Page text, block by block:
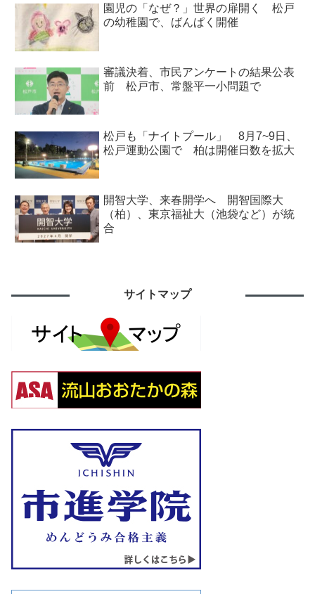
園児の「なぜ？」世界の扉開く 松戸
の幼稚園で、ばんぱく開催
審議決着、市民アンケートの結果公表
前 松戸市、常盤平一小問題で
松戸も「ナイトプール」 8月7~9日、
松戸運動公園で 柏は開催日数を拡大
開智大学、来春開学へ 開智国際大
（柏）、東京福祉大（池袋など）が統
合
サイトマップ